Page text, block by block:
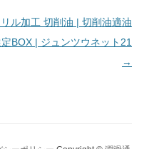
リル加工 切削油 | 切削油適油
BOX | ジュンツウネット21
→